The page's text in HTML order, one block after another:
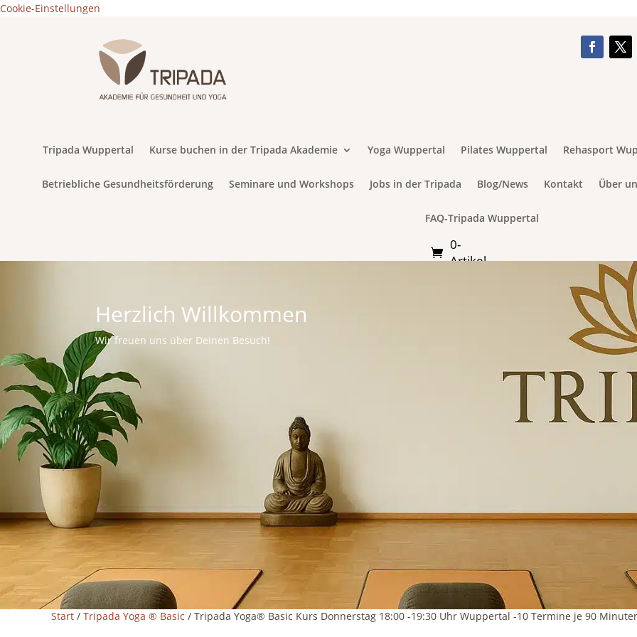
Cookie-Einstellungen
Tripada Wuppertal Kurse buchen in der Tripada Akademie Yoga Wuppertal Pilates Wuppertal Rehasport
Betriebliche Gesundheitsförderung Seminare und Workshops Jobs in der Tripada Blog/News Kontakt Über
FAQ-Tripada Wuppertal
0-
Artikel
Herzlich Willkommen
Wir freuen uns über Deinen Besuch!
Start / Tripada Yoga ® Basic / Tripada Yoga® Basic Kurs Donnerstag 18:00 -19:30 Uhr Wuppertal -10 Termine je 90